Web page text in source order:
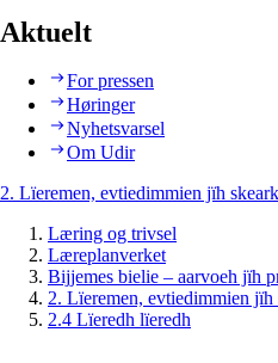
Aktuelt
For pressen
Høringer
Nyhetsvarsel
Om Udir
2. Lïeremen, evtiedimmien jïh
Læring og trivsel
Læreplanverket
Bijjemes bielie – aarvoeh jïh
2. Lïeremen, evtiedimmien
2.4 Lïeredh lïeredh